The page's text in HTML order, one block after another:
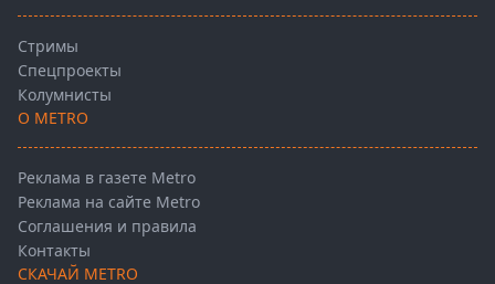
Стримы
Спецпроекты
Колумнисты
О METRO
Реклама в газете Metro
Реклама на сайте Metro
Соглашения и правила
Контакты
СКАЧАЙ METRO